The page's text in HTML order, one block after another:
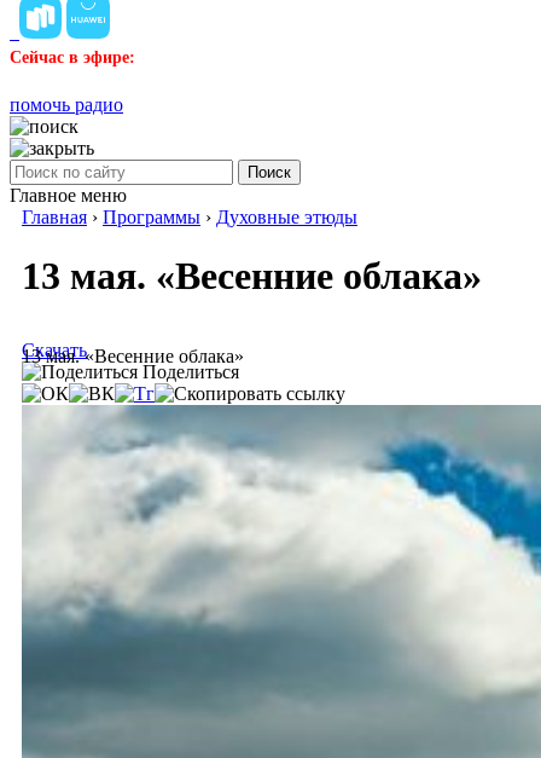
Сейчас в эфире:
помочь радио
Поиск
Главное меню
Главная › Программы › Духовные этюды
13 мая. «Весенние облака»
13 мая. «Весенние облака»
Скачать
Поделиться